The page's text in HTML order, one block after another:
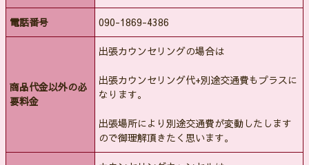
電話番号 090-1869-4386
商品代金以外の必
要料金
出張カウンセリングの場合は
出張カウンセリング代+別途交通費もプラスに
なります。
出張場所により別途交通費が変動したします
ので御理解頂きたく思います。